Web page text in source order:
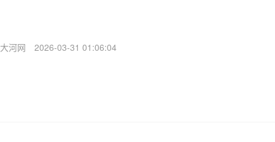
大河网 2026-03-31 01:06:04